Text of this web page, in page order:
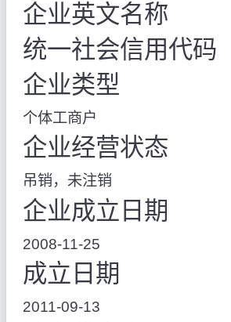
企业英文名称
统一社会信用代码
企业类型
个体工商户
企业经营状态
吊销，未注销
企业成立日期
2008-11-25
成立日期
2011-09-13